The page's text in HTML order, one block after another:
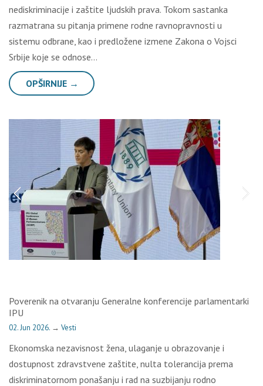
nediskriminacije i zaštite ljudskih prava. Tokom sastanka
razmatrana su pitanja primene rodne ravnopravnosti u
sistemu odbrane, kao i predložene izmene Zakona o Vojsci
Srbije koje se odnose…
OPŠIRNIJE →
Poverenik na otvaranju Generalne konferencije parlamentarki
IPU
02. Jun 2026. → Vesti
Ekonomska nezavisnost žena, ulaganje u obrazovanje i
dostupnost zdravstvene zaštite, nulta tolerancija prema
diskriminatornom ponašanju i rad na suzbijanju rodno